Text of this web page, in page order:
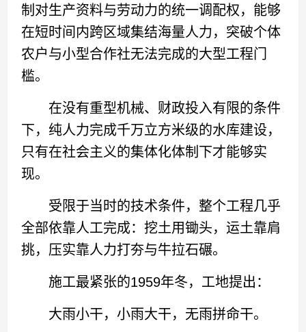
制对生产资料与劳动力的统一调配权，能够
在短时间内跨区域集结海量人力，突破个体
农户与小型合作社无法完成的大型工程门
槛。
在没有重型机械、财政投入有限的条件
下，纯人力完成千万立方米级的水库建设，
只有在社会主义的集体化体制下才能够实
现。
受限于当时的技术条件，整个工程几乎
全部依靠人工完成：挖土用锄头，运土靠肩
挑，压实靠人力打夯与牛拉石碾。
施工最紧张的1959年冬，工地提出：
大雨小干，小雨大干，无雨拼命干。